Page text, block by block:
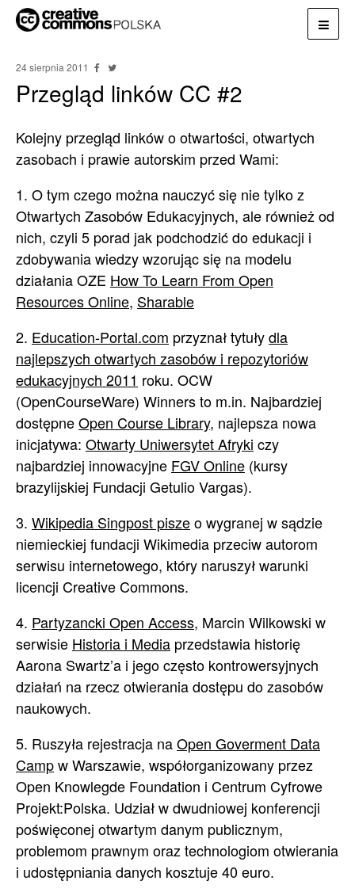
24 sierpnia 2011
Przegląd linków CC #2
Kolejny przegląd linków o otwartości, otwartych
zasobach i prawie autorskim przed Wami:
1. O tym czego można nauczyć się nie tylko z
Otwartych Zasobów Edukacyjnych, ale również od
nich, czyli 5 porad jak podchodzić do edukacji i
zdobywania wiedzy wzorując się na modelu
działania OZE How To Learn From Open
Resources Online, Sharable
2. Education-Portal.com przyznał tytułydla
najlepszych otwartych zasobów i repozytoriów
edukacyjnych 2011 roku. OCW
(OpenCourseWare) Winners to m.in. Najbardziej
dostępneOpen Course Library, najlepsza nowa
inicjatywa: Otwarty Uniwersytet Afryki czy
najbardziej innowacyjne FGV Online (kursy
brazylijskiej Fundacji Getulio Vargas).
3. Wikipedia Singpost piszeo wygranej w sądzie
niemieckiej fundacji Wikimedia przeciw autorom
serwisu internetowego, który naruszył warunki
licencji Creative Commons.
4. Partyzancki Open Access, Marcin Wilkowski w
serwisie Historia i Media przedstawia historię
Aarona Swartz’a i jego często kontrowersyjnych
działań na rzecz otwierania dostępu do zasobów
naukowych.
5. Ruszyła rejestracja naOpen Goverment Data
Campw Warszawie, współorganizowany przez
Open Knowlegde Foundation i Centrum Cyfrowe
Projekt:Polska. Udział w dwudniowej konferencji
poświęconej otwartym danym publicznym,
problemom prawnym oraz technologiom otwierania
i udostępniania danych kosztuje 40 euro.